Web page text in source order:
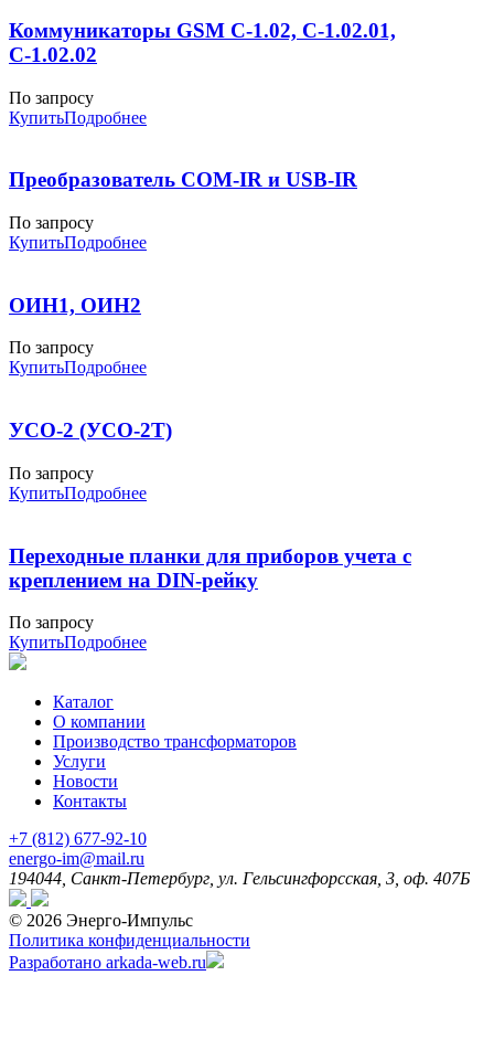
Коммуникаторы GSM С-1.02, С-1.02.01,
С-1.02.02
По запросу
КупитьПодробнее
Преобразователь COM-IR и USB-IR
По запросу
КупитьПодробнее
ОИН1, ОИН2
По запросу
КупитьПодробнее
УСО-2 (УСО-2Т)
По запросу
КупитьПодробнее
Переходные планки для приборов учета с
креплением на DIN-рейку
По запросу
КупитьПодробнее
Каталог
О компании
Производство трансформаторов
Услуги
Новости
Контакты
+7 (812) 677-92-10
energo-im@mail.ru
194044, Санкт-Петербург, ул. Гельсингфорсская, 3, оф. 407Б
© 2026 Энерго-Импульс
Политика конфиденциальности
Разработано arkada-web.ru